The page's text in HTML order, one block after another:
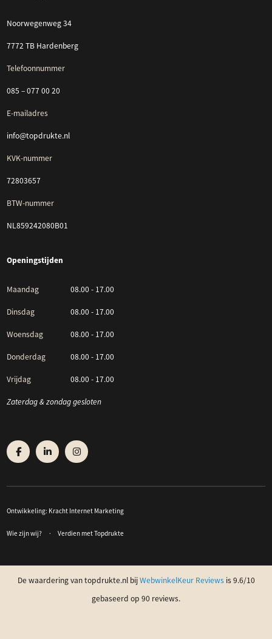
Noorwegenweg 34
7772 TB Hardenberg
Telefoonnummer
085 – 077 00 20
E-mailadres
info@topdrukte.nl
KVK-nummer
72803657
BTW-nummer
NL859242080B01
Openingstijden
Maandag 08.00 - 17.00
Dinsdag 08.00 - 17.00
Woensdag 08.00 - 17.00
Donderdag 08.00 - 17.00
Vrijdag 08.00 - 17.00
Zaterdag & zondag gesloten
Ontwikkeling: Kracht Internet Marketing
Wie zijn wij? Verdien met Topdrukte
De waardering van topdrukte.nl bijWebwinkelKeur Reviewsis 9.6/10
gebaseerd op 90 reviews.